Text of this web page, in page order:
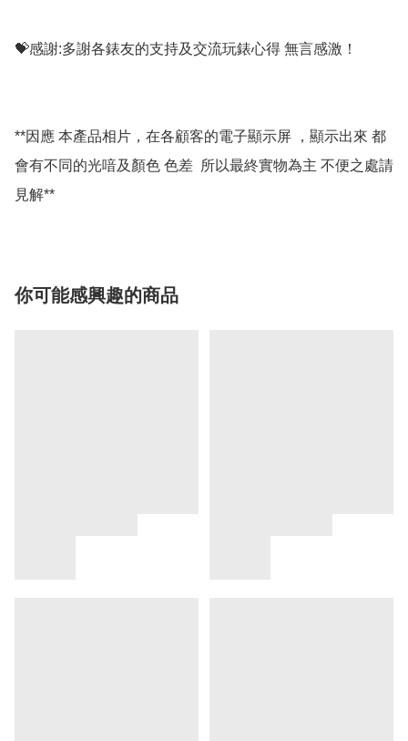
💝感謝:多謝各錶友的支持及交流玩錶心得 無言感激！
**因應 本產品相片，在各顧客的電子顯示屏 ，顯示出來 都
會有不同的光喑及顏色 色差  所以最終實物為主 不便之處請
你可能感興趣的商品